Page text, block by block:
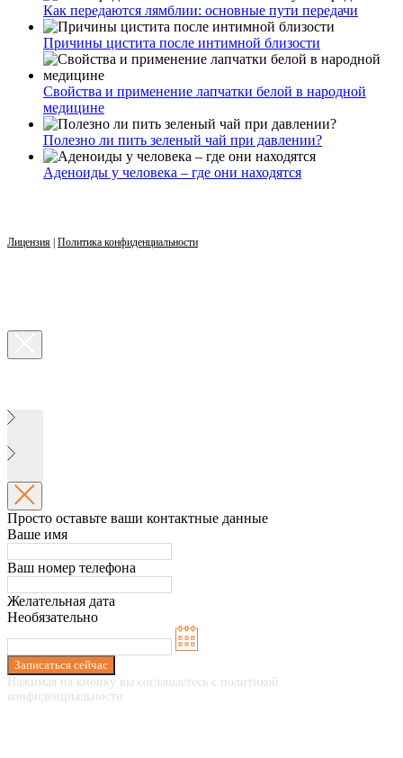
Как передаются лямблии: основные пути передачи
Причины цистита после интимной близости
Свойства и применение лапчатки белой в народной
медицине
Полезно ли пить зеленый чай при давлении?
Аденоиды у человека – где они находятся
Лицензия Политика конфиденциальности
Просто оставьте ваши контактные данные
Ваше имя
Ваш номер телефона
Желательная дата
Необязательно
Записаться сейчас
Нажимая на кнопку вы соглашаетесь с политикой
конфиденциальности